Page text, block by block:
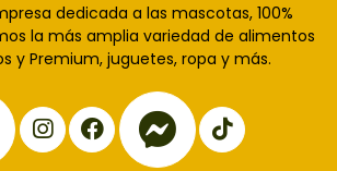
dedicada a las mascotas, 100%
la más amplia variedad de alimentos
y Premium, juguetes, ropa y más.